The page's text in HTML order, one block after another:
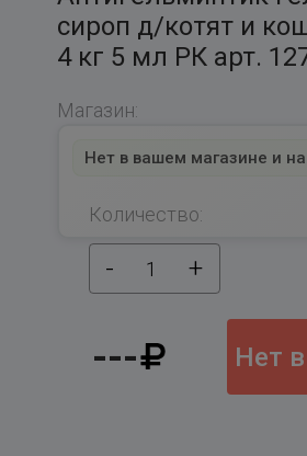
сироп д/котят и
4 кг 5 мл РК арт.
Магазин:
Нет в вашем магазине и
Количество:
- 1 +
--- Нет